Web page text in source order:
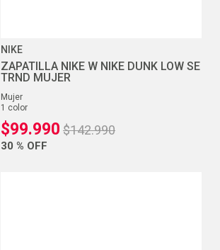
NIKE
ZAPATILLA NIKE W NIKE DUNK LOW SE
TRND MUJER
mujer
1 color
$99.990 $142.990
30 % OFF